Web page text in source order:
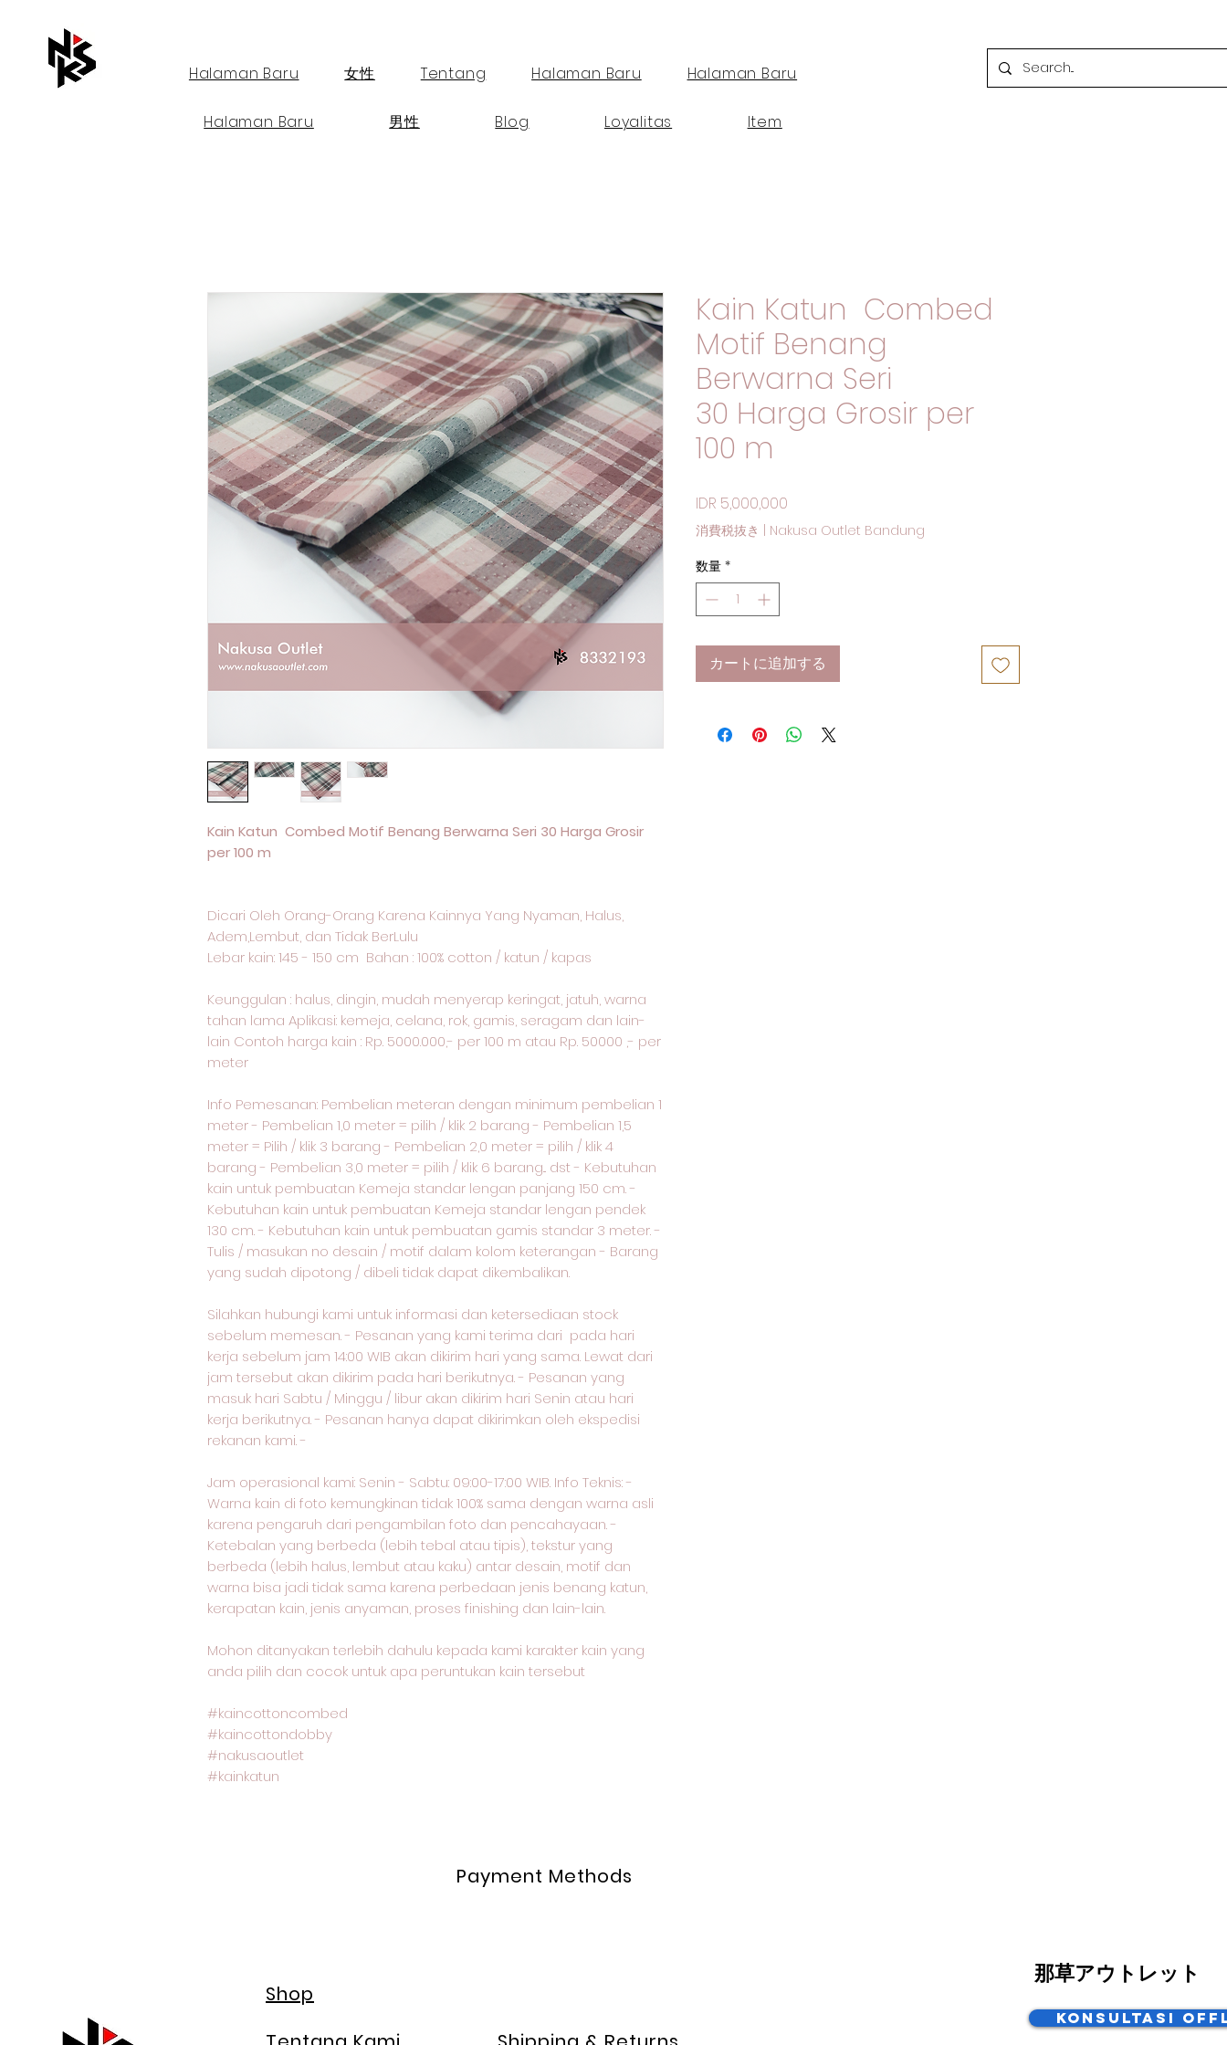
Halaman Baru 女性 Tentang Halaman Baru Halaman Baru
Halaman Baru 男性 Blog Loyalitas Item
Kain Katun Combed Motif Benang Berwarna Seri 30 Harga Grosir
per 100 m
Dicari Oleh Orang-Orang Karena Kainnya Yang Nyaman, Halus,
Adem,Lembut, dan Tidak BerLulu
Lebar kain: 145 - 150 cm Bahan : 100% cotton / katun / kapas
Keunggulan : halus, dingin, mudah menyerap keringat, jatuh, warna
tahan lama Aplikasi: kemeja, celana, rok, gamis, seragam dan lain-
lain Contoh harga kain : Rp. 5000.000,- per 100 m atau Rp. 50000 ,- per
meter
Info Pemesanan: Pembelian meteran dengan minimum pembelian 1
meter - Pembelian 1,0 meter = pilih / klik 2 barang - Pembelian 1,5
meter = Pilih / klik 3 barang - Pembelian 2,0 meter = pilih / klik 4
barang - Pembelian 3,0 meter = pilih / klik 6 barang... dst - Kebutuhan
kain untuk pembuatan Kemeja standar lengan panjang 150 cm. -
Kebutuhan kain untuk pembuatan Kemeja standar lengan pendek
130 cm. - Kebutuhan kain untuk pembuatan gamis standar 3 meter. -
Tulis / masukan no desain / motif dalam kolom keterangan - Barang
yang sudah dipotong / dibeli tidak dapat dikembalikan.
Silahkan hubungi kami untuk informasi dan ketersediaan stock
sebelum memesan. - Pesanan yang kami terima dari pada hari
kerja sebelum jam 14:00 WIB akan dikirim hari yang sama. Lewat dari
jam tersebut akan dikirim pada hari berikutnya. - Pesanan yang
masuk hari Sabtu / Minggu / libur akan dikirim hari Senin atau hari
kerja berikutnya. - Pesanan hanya dapat dikirimkan oleh ekspedisi
rekanan kami. -
Jam operasional kami: Senin - Sabtu: 09:00-17:00 WIB. Info Teknis: -
Warna kain di foto kemungkinan tidak 100% sama dengan warna asli
karena pengaruh dari pengambilan foto dan pencahayaan. -
Ketebalan yang berbeda (lebih tebal atau tipis), tekstur yang
berbeda (lebih halus, lembut atau kaku) antar desain, motif dan
warna bisa jadi tidak sama karena perbedaan jenis benang katun,
kerapatan kain, jenis anyaman, proses finishing dan lain-lain.
Mohon ditanyakan terlebih dahulu kepada kami karakter kain yang
anda pilih dan cocok untuk apa peruntukan kain tersebut
#kaincottoncombed
#kaincottondobby
#nakusaoutlet
#kainkatun
Kain Katun Combed
Motif Benang
Berwarna Seri
30 Harga Grosir per
100 m
IDR 5,000,000
消費税抜き
Nakusa Outlet Bandung
数量 *
カートに追加する
Payment Methods
Shop
那草アウトレット
Konsultasi